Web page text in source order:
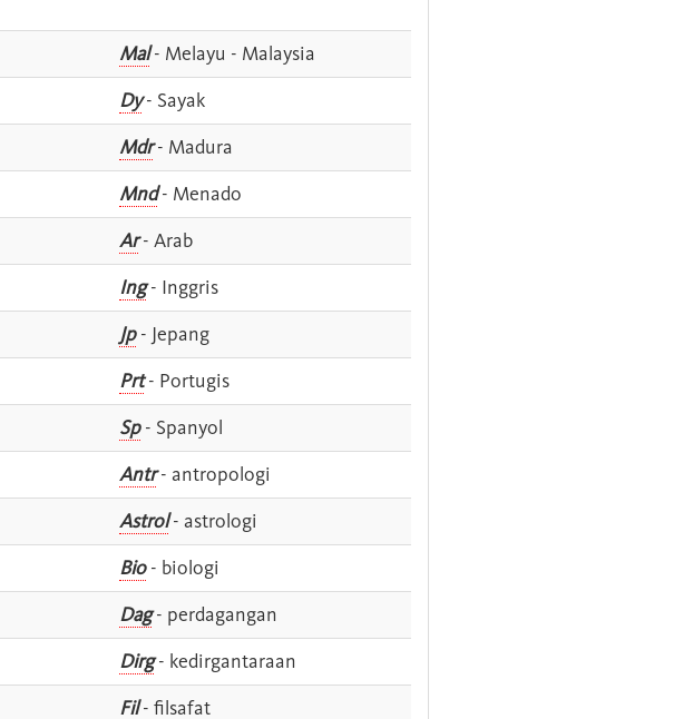
Mal- Melayu - Malaysia
Dy- Sayak
Mdr- Madura
Mnd- Menado
Ar- Arab
Ing- Inggris
Jp- Jepang
Prt- Portugis
Sp- Spanyol
Antr- antropologi
Astrol- astrologi
Bio- biologi
Dag- perdagangan
Dirg- kedirgantaraan
Fil- filsafat